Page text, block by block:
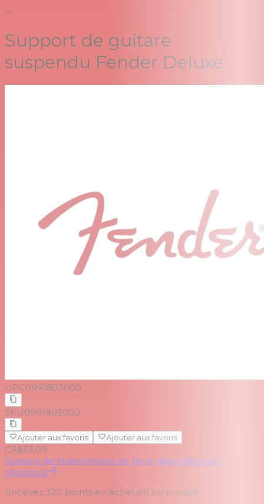
--
Support de guitare
suspendu Fender Deluxe
UPC0991803000
SKU0991803000
Ajouter aux favoris Ajouter aux favoris
CA$63.99
Options de financement en ligne disponibles au
checkout
Recevez 320 points en achetant ce produit